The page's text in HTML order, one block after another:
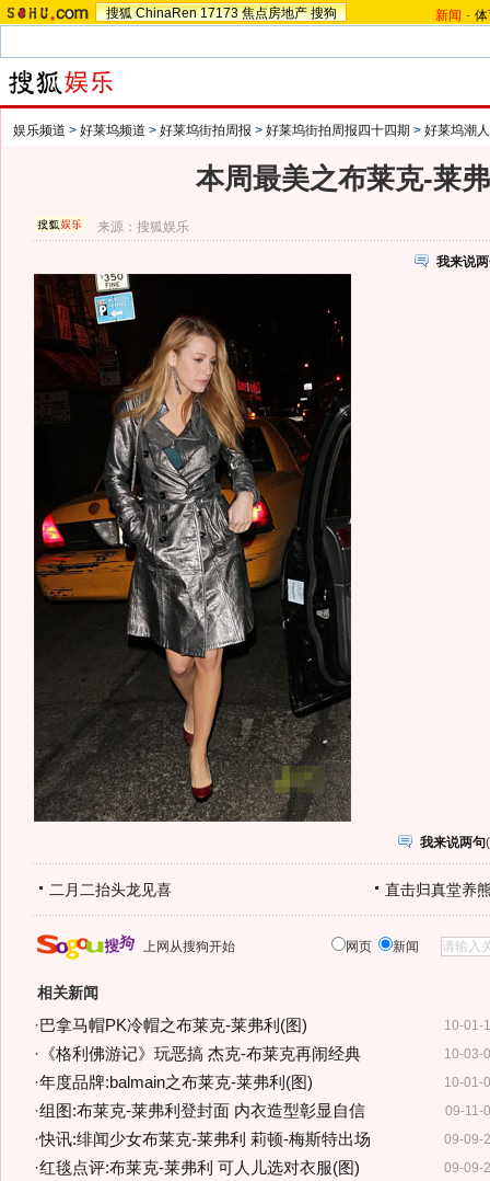
搜狐 ChinaRen 17173 焦点房地产 搜狗 新闻 -
娱乐频道 > 好莱坞频道 > 好莱坞街拍周报 > 好莱坞街拍周报四十四期 > 好莱坞潮
本周最美之布莱克-莱
来源：搜狐娱乐
我来说
我来说两句(
二月二抬头龙见喜 直击归真堂养
上网从搜狗开始 网页 新闻
相关新闻
10-01-
·巴拿马帽PK冷帽之布莱克-莱弗利(图)
10-03-
· 《格利佛游记》玩恶搞 杰克-布莱克再闹经典
10-01-
·年度品牌:balmain之布莱克-莱弗利(图)
09-11-
·组图:布莱克-莱弗利登封面 内衣造型彰显自信
09-09-
·快讯:绯闻少女布莱克-莱弗利 莉顿-梅斯特出场
09-09-
·红毯点评:布莱克-莱弗利 可人儿选对衣服(图)